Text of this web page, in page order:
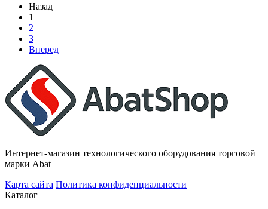
Назад
1
2
3
Вперед
Интернет-магазин технологического оборудования торговой
марки Abat
Карта сайта Политика конфиденциальности
Каталог